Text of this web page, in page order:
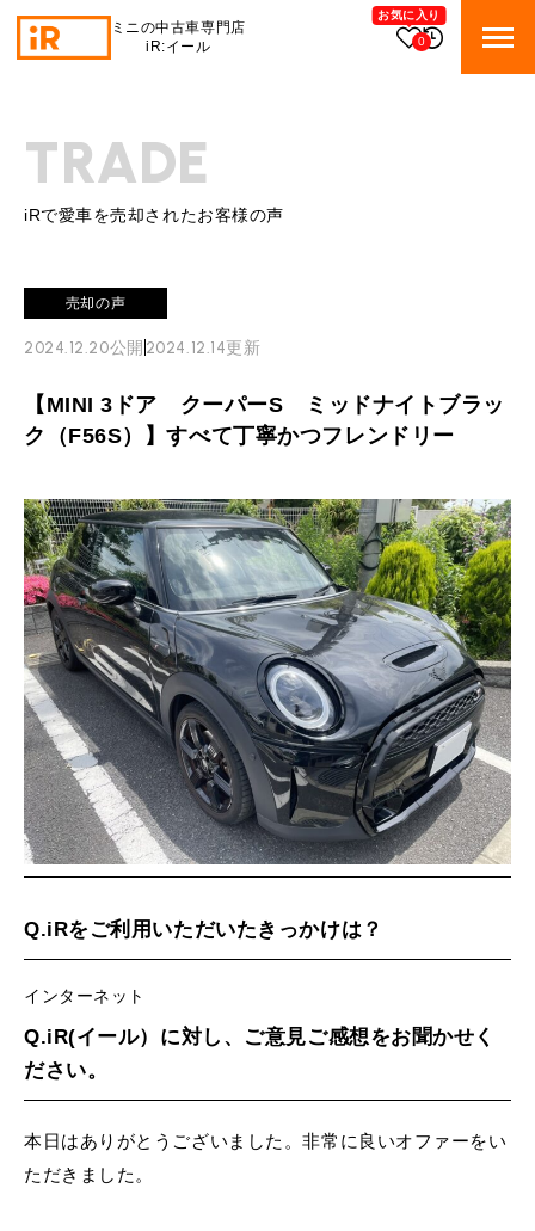
ミニの中古車専門店
iR:イール
お気に入り
0
TOP
iRの買取が他社よりも高い理由
売却手順
買取Q&A
iRで愛車を売却されたお客様の声
BMWミニ買取査定依頼
ローバーミニ買取査定依頼
MAINTENANCE メンテナンス
TOP
ローバーミニ メンテナンス
最近の修理実績
BLOG & MEDIA ブログ＆メディア
MINI Blog スタッフブログ
User's Voice 購入者様の声
Part's Report パーツ販売のご案内
Movie 動画一覧
TOP
BMWミニナレッジ
ローバーミニナレッジ
ABOUT iR iRについて
会社概要
スタッフ紹介
MAP
リクルート
RECRUIT 採用情報
お知らせ プライバシーポリシー
お問い合わせ サイトマップ
工場
お問い合わせ
BMW MINIサービス工場
iR TECH FACTORY iR MAKERS
MAP
査定依頼
来店予約
TRADE
iRで愛車を売却されたお客様の声
売却の声
2024.12.20公開 2024.12.14更新
【MINI 3ドア クーパーS ミッドナイトブラッ
ク（F56S）】すべて丁寧かつフレンドリー
Q.iRをご利用いただいたきっかけは？
インターネット
Q.iR(イール）に対し、ご意見ご感想をお聞かせく
ださい。
本日はありがとうございました。非常に良いオファーをい
ただきました。